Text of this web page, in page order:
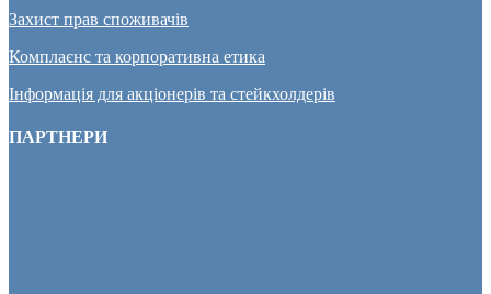
Захист прав споживачів
Комплаєнс та корпоративна етика
Інформація для акціонерів та стейкхолдерів
ПАРТНЕРИ